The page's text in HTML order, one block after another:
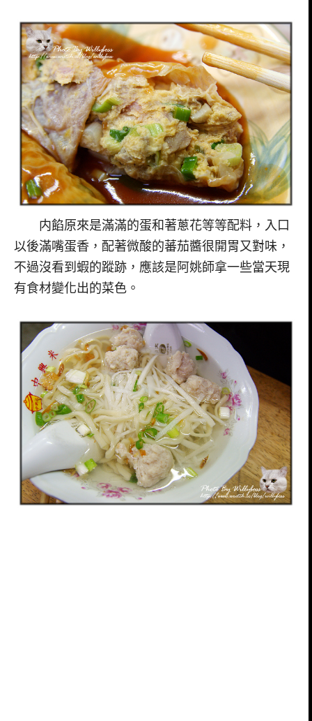
内餡原來是滿滿的蛋和著蔥花等等配料，入口
以後滿嘴蛋香，配著微酸的蕃茄醬很開胃又對味，
不過沒看到蝦的蹤跡，應該是阿姚師拿一些當天現
有食材變化出的菜色。